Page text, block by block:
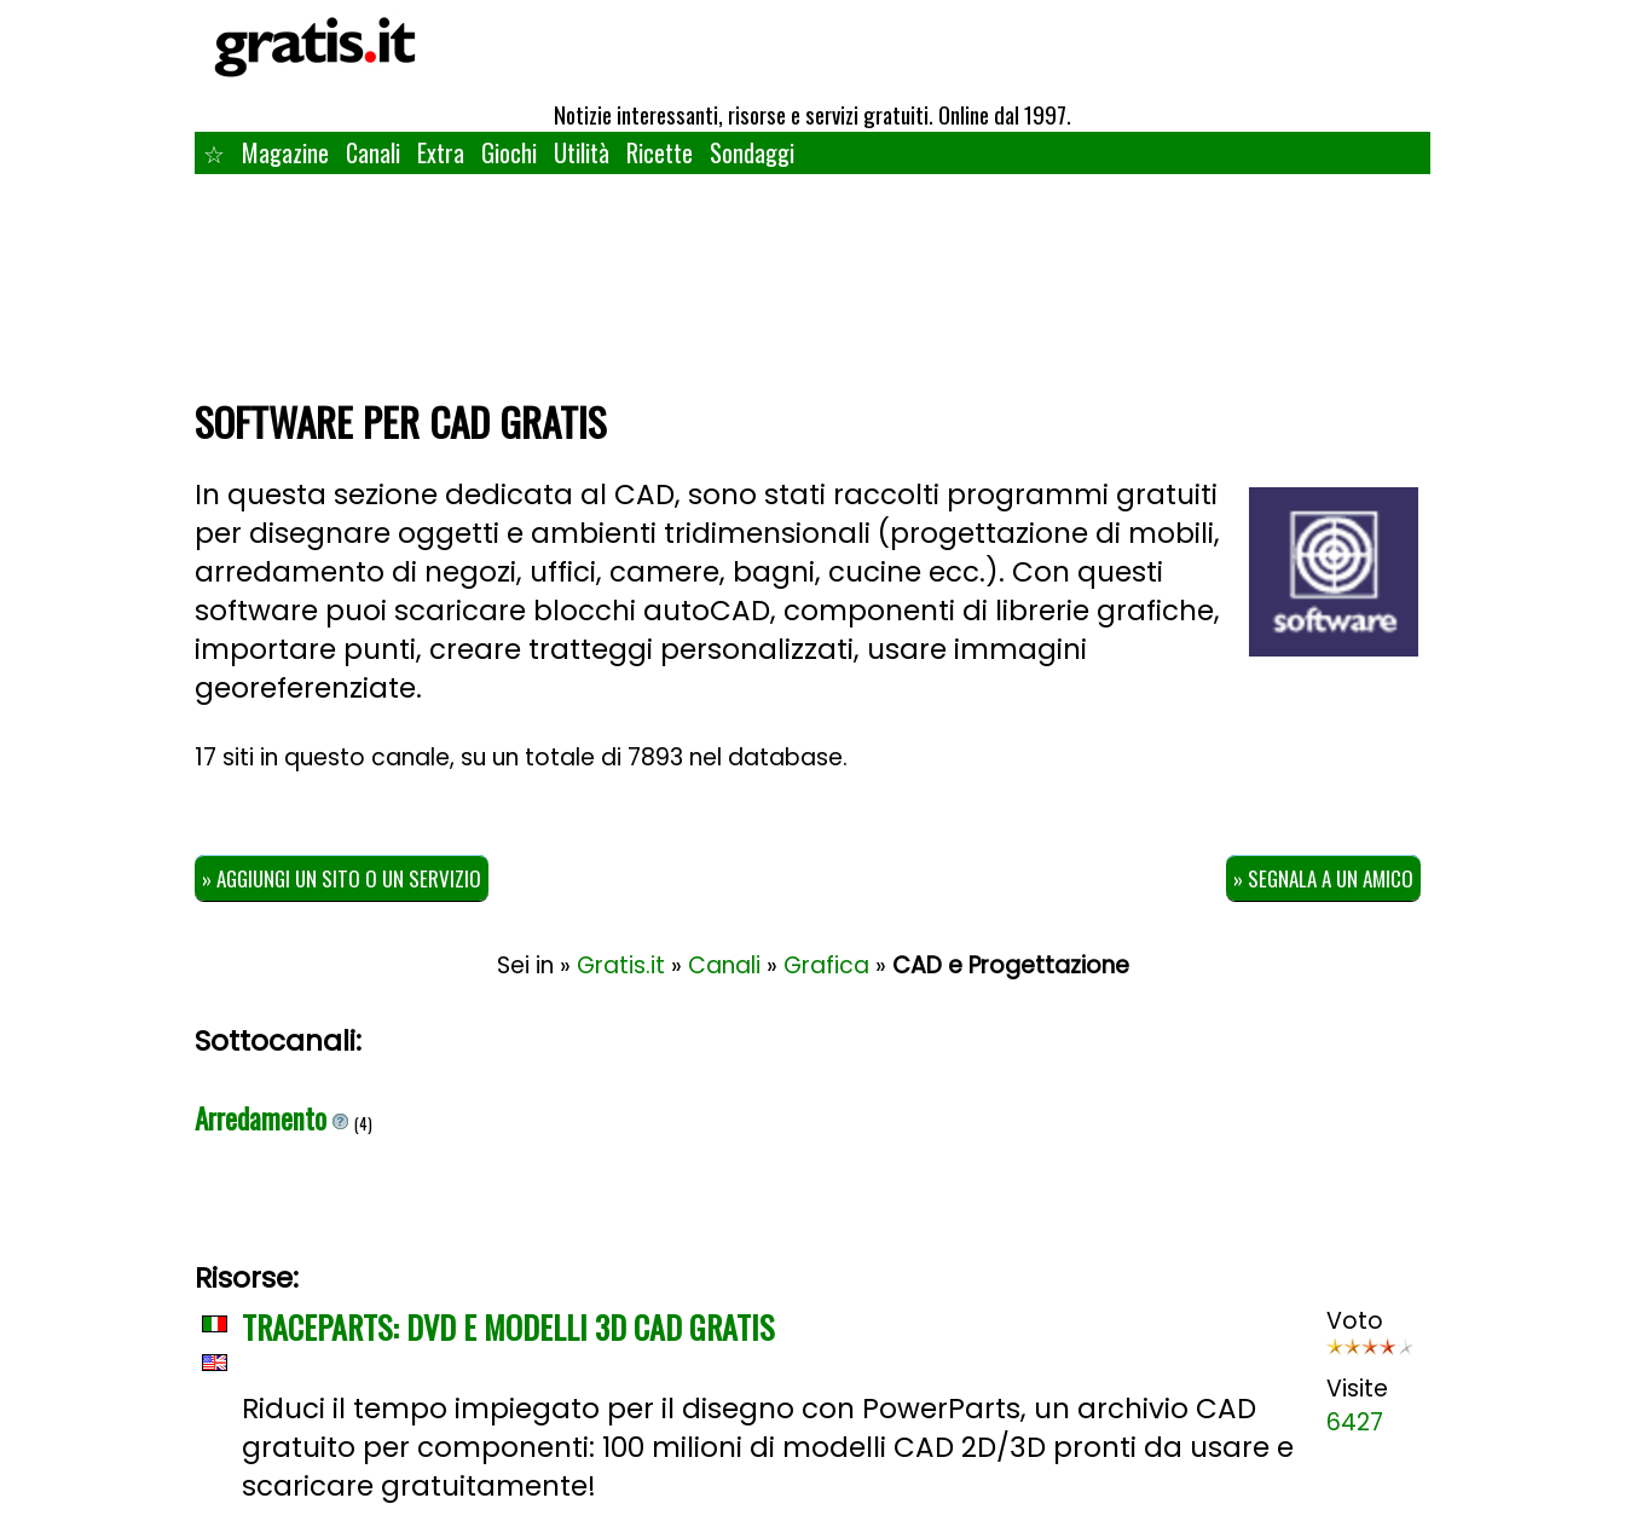
Notizie interessanti, risorse e servizi gratuiti. Online dal 1997.
☆ Magazine Canali Extra Giochi Utilità Ricette Sondaggi
SOFTWARE PER CAD GRATIS
In questa sezione dedicata al CAD, sono stati raccolti programmi gratuiti
per disegnare oggetti e ambienti tridimensionali (progettazione di mobili,
arredamento di negozi, uffici, camere, bagni, cucine ecc.). Con questi
software puoi scaricare blocchi autoCAD, componenti di librerie grafiche,
importare punti, creare tratteggi personalizzati, usare immagini
georeferenziate.
17 siti in questo canale, su un totale di 7893 nel database.
» AGGIUNGI UN SITO O UN SERVIZIO » SEGNALA A UN AMICO
Sei in » Gratis.it » Canali » Grafica » CAD e Progettazione
Sottocanali:
Arredamento (4)
Risorse:
TRACEPARTS: DVD E MODELLI 3D CAD GRATIS
Riduci il tempo impiegato per il disegno con PowerParts, un archivio CAD
gratuito per componenti: 100 milioni di modelli CAD 2D/3D pronti da usare e
scaricare gratuitamente!
Voto
Visite
6427